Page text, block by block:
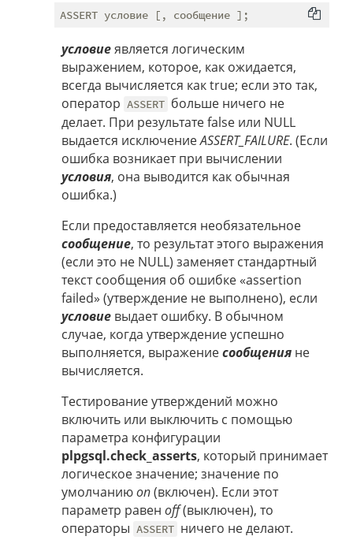
условиеявляется логическим
выражением, которое, как ожидается,
всегда вычисляется как true; если это так,
оператор ASSERT больше ничего не
делает. При результате false или NULL
выдается исключениеASSERT_FAILURE. (Если
ошибка возникает при вычислении
условия, она выводится как обычная
ошибка.)
Если предоставляется необязательное
сообщение, то результат этого выражения
(если это не NULL) заменяет стандартный
текст сообщения об ошибке «assertion
failed» (утверждение не выполнено), если
условие выдает ошибку. В обычном
случае, когда утверждение успешно
выполняется, выражениесообщения не
вычисляется.
Тестирование утверждений можно
включить или выключить с помощью
параметра конфигурации
plpgsql.check_asserts, который принимает
логическое значение; значение по
умолчаниюon(включен). Если этот
параметр равен off(выключен), то
операторы ASSERT ничего не делают.